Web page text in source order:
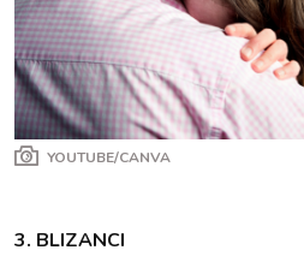
YOUTUBE/CANVA
3. BLIZANCI